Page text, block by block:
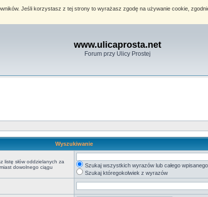
Jeśli korzystasz z tej strony to wyrażasz zgodę na używanie cookie,
www.ulicaprosta.net
Forum przy Ulicy Prostej
Wyszukiwanie
listę słów oddzielanych za
dowolnego ciągu
Szukaj wszystkich wyrazów lub całego
Szukaj któregokolwiek z wyrazów